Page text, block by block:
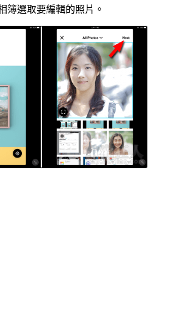
簿選取要編輯的照片。